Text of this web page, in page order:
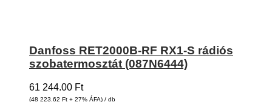
Danfoss RET2000B-RF RX1-S rádiós
szobatermosztát (087N6444)
61 244.00 Ft
(48 223.62 Ft + 27% ÁFA) / db